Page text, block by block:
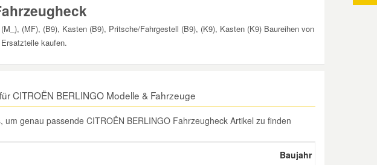
(MF), (B9), Kasten (B9), Pritsche/Fahrgestell (B9), (K9), Kasten (K9) Baureihen von
kaufen.
CITROËN BERLINGO Modelle & Fahrzeuge
um genau passende CITROËN BERLINGO Fahrzeugheck Artikel zu finden
Baujahr